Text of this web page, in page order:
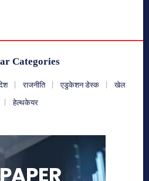
Categories
राजनीति एडुकेशन डेस्क
खेल
हेल्थकेयर